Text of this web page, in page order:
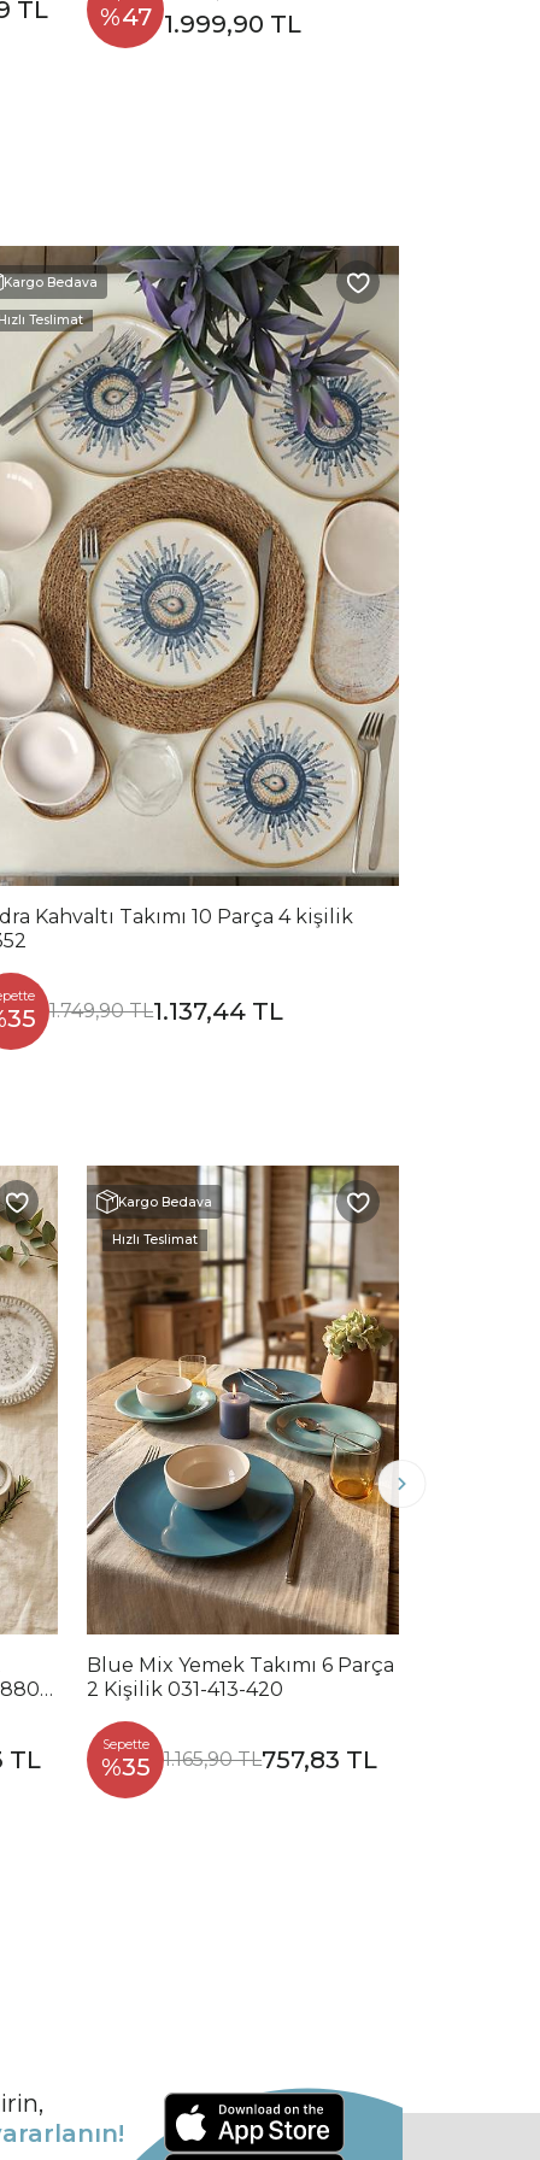
TL %47 1.999,90 TL
Kargo Bedava
Hızlı Teslimat
Kahvaltı Takımı 10 Parça 4 kişilik
1.749,90 TL1.137,44 TL
TL
Kargo Bedava
Hızlı Teslimat
Blue Mix Yemek Takımı 6 Parça
2 Kişilik 031-413-420
Sepette
%35 1.165,90 TL757,83 TL